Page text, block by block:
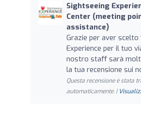
Sightseeing
Center (meeting
assistance)
Grazie per aver
Experience per il tuo
nostro staff sarà
la tua recensione sui
Questa recensione è stata
automaticamente. |